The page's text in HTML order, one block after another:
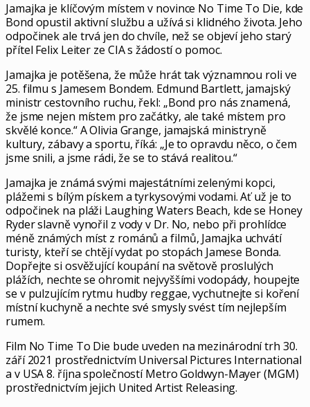
Jamajka je klíčovým místem v novince No Time To Die, kde
Bond opustil aktivní službu a užívá si klidného života. Jeho
odpočinek ale trvá jen do chvíle, než se objeví jeho starý
přítel Felix Leiter ze CIA s žádostí o pomoc.
Jamajka je potěšena, že může hrát tak významnou roli ve
25. filmu s Jamesem Bondem. Edmund Bartlett, jamajský
ministr cestovního ruchu, řekl: „Bond pro nás znamená,
že jsme nejen místem pro začátky, ale také místem pro
skvělé konce.“ A Olivia Grange, jamajská ministryně
kultury, zábavy a sportu, říká: „Je to opravdu něco, o čem
jsme snili, a jsme rádi, že se to stává realitou.“
Jamajka je známá svými majestátními zelenými kopci,
plážemi s bílým pískem a tyrkysovými vodami. Ať už je to
odpočinek na pláži Laughing Waters Beach, kde se Honey
Ryder slavně vynořil z vody v Dr. No, nebo při prohlídce
méně známých míst z románů a filmů, Jamajka uchvátí
turisty, kteří se chtějí vydat po stopách Jamese Bonda.
Dopřejte si osvěžující koupání na světově proslulých
plážích, nechte se ohromit nejvyššími vodopády, houpejte
se v pulzujícím rytmu hudby reggae, vychutnejte si koření
místní kuchyně a nechte své smysly svést tím nejlepším
rumem.
Film No Time To Die bude uveden na mezinárodní trh 30.
září 2021 prostřednictvím Universal Pictures International
a v USA 8. října společností Metro Goldwyn-Mayer (MGM)
prostřednictvím jejich United Artist Releasing.